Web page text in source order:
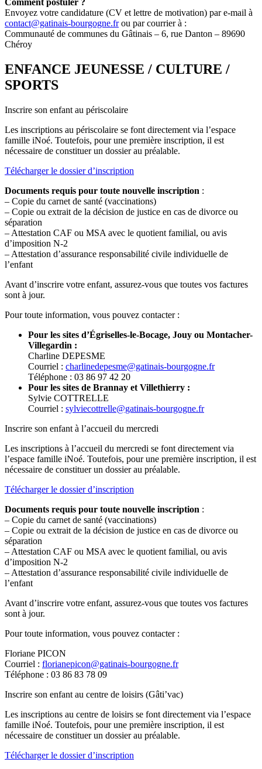
Envoyez votre candidature (CV et lettre de motivation) par e-mail à
contact@gatinais-bourgogne.frou par courrier à :
Communauté de communes du Gâtinais – 6, rue Danton – 89690
Chéroy
ENFANCE JEUNESSE / CULTURE /
SPORTS
Inscrire son enfant au périscolaire
Les inscriptions au périscolaire se font directement via l’espace
famille iNoé. Toutefois, pour une première inscription, il est
nécessaire de constituer un dossier au préalable.
Télécharger le dossier d’inscription
Documents requis pour toute nouvelle inscription :
– Copie du carnet de santé (vaccinations)
– Copie ou extrait de la décision de justice en cas de divorce ou
séparation
– Attestation CAF ou MSA avec le quotient familial, ou avis
d’imposition N-2
– Attestation d’assurance responsabilité civile individuelle de
l’enfant
Avant d’inscrire votre enfant, assurez-vous que toutes vos factures
sont à jour.
Pour toute information, vous pouvez contacter :
Pour les sites d’Égriselles-le-Bocage, Jouy ou Montacher-
Villegardin :
Charline DEPESME
Courriel : charlinedepesme@gatinais-bourgogne.fr
Téléphone : 03 86 97 42 20
Pour les sites de Brannay et Villethierry :
Sylvie COTTRELLE
Courriel : sylviecottrelle@gatinais-bourgogne.fr
Inscrire son enfant à l’accueil du mercredi
Les inscriptions à l’accueil du mercredi se font directement via
l’espace famille iNoé. Toutefois, pour une première inscription, il est
nécessaire de constituer un dossier au préalable.
Télécharger le dossier d’inscription
Documents requis pour toute nouvelle inscription :
– Copie du carnet de santé (vaccinations)
– Copie ou extrait de la décision de justice en cas de divorce ou
séparation
– Attestation CAF ou MSA avec le quotient familial, ou avis
d’imposition N-2
– Attestation d’assurance responsabilité civile individuelle de
l’enfant
Avant d’inscrire votre enfant, assurez-vous que toutes vos factures
sont à jour.
Pour toute information, vous pouvez contacter :
Floriane PICON
Courriel : florianepicon@gatinais-bourgogne.fr
Téléphone : 03 86 83 78 09
Inscrire son enfant au centre de loisirs (Gâti’vac)
Les inscriptions au centre de loisirs se font directement via l’espace
famille iNoé. Toutefois, pour une première inscription, il est
nécessaire de constituer un dossier au préalable.
Télécharger le dossier d’inscription